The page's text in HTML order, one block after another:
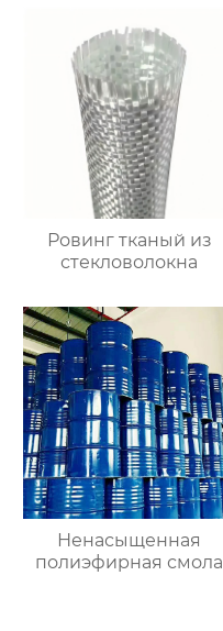
Ровинг тканый из
стекловолокна
Ненасыщенная
полиэфирная смола